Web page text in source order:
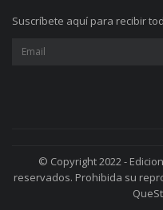
Suscríbete aquí para recibir
© Copyright 2022 -
reservados. Prohibida su